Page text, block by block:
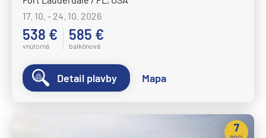
17. 10. - 24. 10. 2026
538 €
vnútorná
585 €
balkónová
Detail plavby Mapa
7
nocí